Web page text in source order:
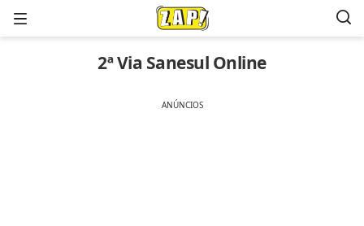
Menu
2ª Via Sanesul Online
ANÚNCIOS